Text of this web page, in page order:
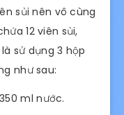
sủi nên vô cùng
12 viên sủi,
sử dụng 3 hộp
như sau:
ml nước.